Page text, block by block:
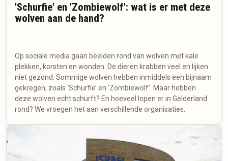
'Schurfie' en 'Zombiewolf': wat is er met deze
wolven aan de hand?
Op sociale media gaan beelden rond van wolven met kale
plekken, korsten en wonden. De dieren krabben veel en lijken
niet gezond. Sommige wolven hebben inmiddels een bijnaam
gekregen, zoals ‘Schurfie’ en ‘Zombiewolf’. Maar hebben
deze wolven echt schurft? En hoeveel lopen er in Gelderland
rond? We vroegen het aan verschillende organisaties.